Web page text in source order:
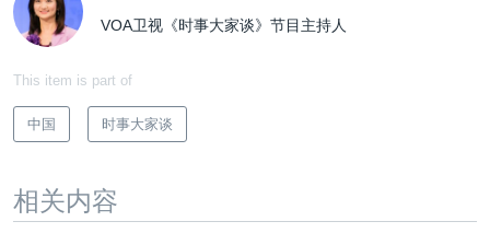
VOA卫视《时事大家谈》节目主持人
This item is part of
中国 时事大家谈
相关内容